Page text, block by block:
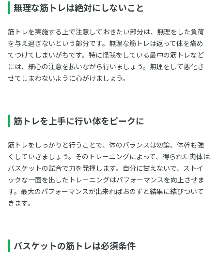
無理な筋トレは絶対にしないこと
筋トレを実施する上で注意しておきたい部分は、無理をした負荷
を与え過ぎないという部分です。無理な筋トレは返って体を痛め
てつけてしまいがちです。特に怪我をしている最中の筋トレなど
には、細心の注意を払いながら行いましょう。無理をして悪化さ
せてしまわないように心がけましょう。
筋トレを上手に行い体をピークに
筋トレをしっかりと行うことで、体のバランスは勿論、体幹も強
くしていきましょう。そのトレーニングによって、得られた肉体は
バスケットの試合で力を発揮します。自分に甘えないで、ストイ
ックな一面を出したトレーニングはパフォーマンスを向上させま
す。最大のパフォーマンスが出来ればおのずと結果に結びついて
きます。
バスケットの筋トレは必須条件